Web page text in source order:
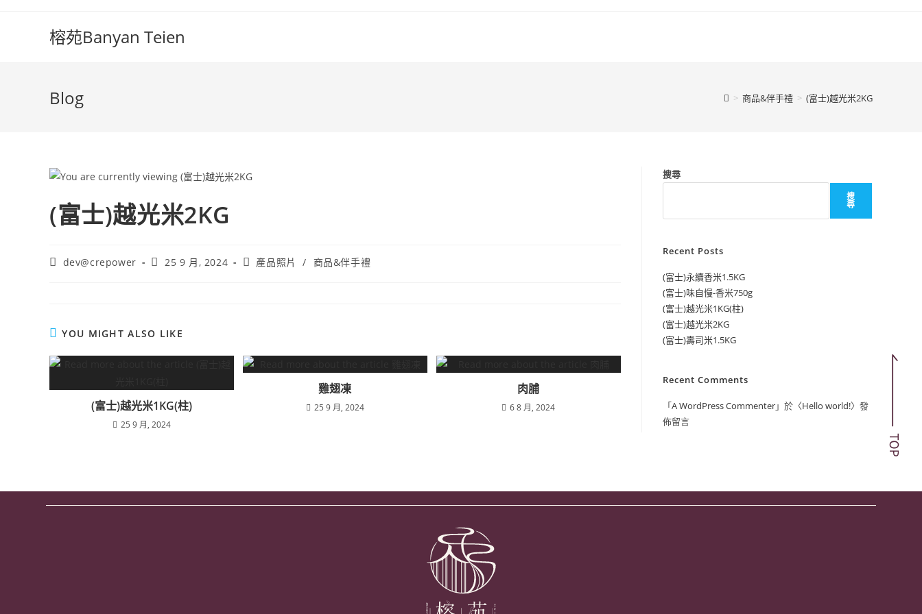
榕苑Banyan Teien
Blog > 商品&伴手禮 > (富士)越光米2KG
(富士)越光米2KG
dev@crepower 25 9 月, 2024 產品照片 / 商品&伴手禮
YOU MIGHT ALSO LIKE
(富士)越光米1KG(柱)
25 9 月, 2024
雞翅凍
25 9 月, 2024
肉脯
6 8 月, 2024
搜尋
搜
尋
Recent Posts
(富士)永續香米1.5KG
(富士)味自慢-香米750g
(富士)越光米1KG(柱)
(富士)越光米2KG
(富士)壽司米1.5KG
Recent Comments
「A WordPress Commenter」於〈Hello world!〉發
佈留言